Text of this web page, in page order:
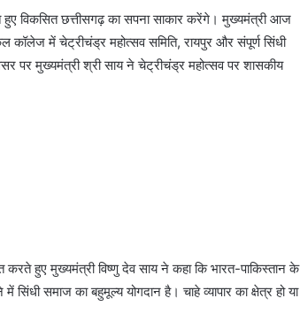
हुए विकसित छत्तीसगढ़ का सपना साकार करेंगे। मुख्यमंत्री आज
कॉलेज में चेट्रीचंड्र महोत्सव समिति, रायपुर और संपूर्ण सिंधी
पर मुख्यमंत्री श्री साय ने चेट्रीचंड्र महोत्सव पर शासकीय
हुए मुख्यमंत्री विष्णु देव साय ने कहा कि भारत-पाकिस्तान के
समाज का बहुमूल्य योगदान है। चाहे व्यापार का क्षेत्र हो या